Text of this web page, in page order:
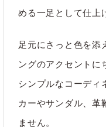
める一足として仕上
足元にさっと色を添
ングのアクセントに
シンプルなコーディ
カーやサンダル、革
ません。